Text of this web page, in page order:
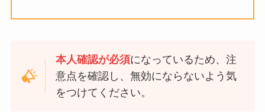
本人確認が必須になっているため、注
意点を確認し、無効にならないよう気
をつけてください。